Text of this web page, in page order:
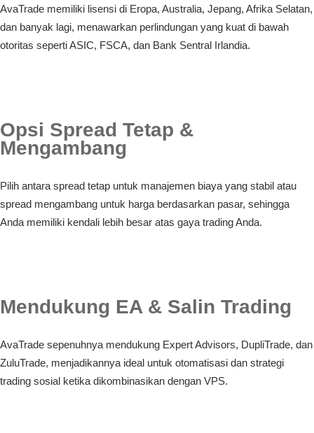
AvaTrade memiliki lisensi di Eropa, Australia, Jepang, Afrika Selatan,
dan banyak lagi, menawarkan perlindungan yang kuat di bawah
otoritas seperti ASIC, FSCA, dan Bank Sentral Irlandia.
Opsi Spread Tetap &
Mengambang
Pilih antara spread tetap untuk manajemen biaya yang stabil atau
spread mengambang untuk harga berdasarkan pasar, sehingga
Anda memiliki kendali lebih besar atas gaya trading Anda.
Mendukung EA & Salin Trading
AvaTrade sepenuhnya mendukung Expert Advisors, DupliTrade, dan
ZuluTrade, menjadikannya ideal untuk otomatisasi dan strategi
trading sosial ketika dikombinasikan dengan VPS.